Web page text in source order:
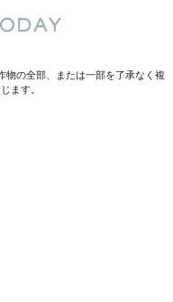
物の全部、または一部を了承なく複
ます。